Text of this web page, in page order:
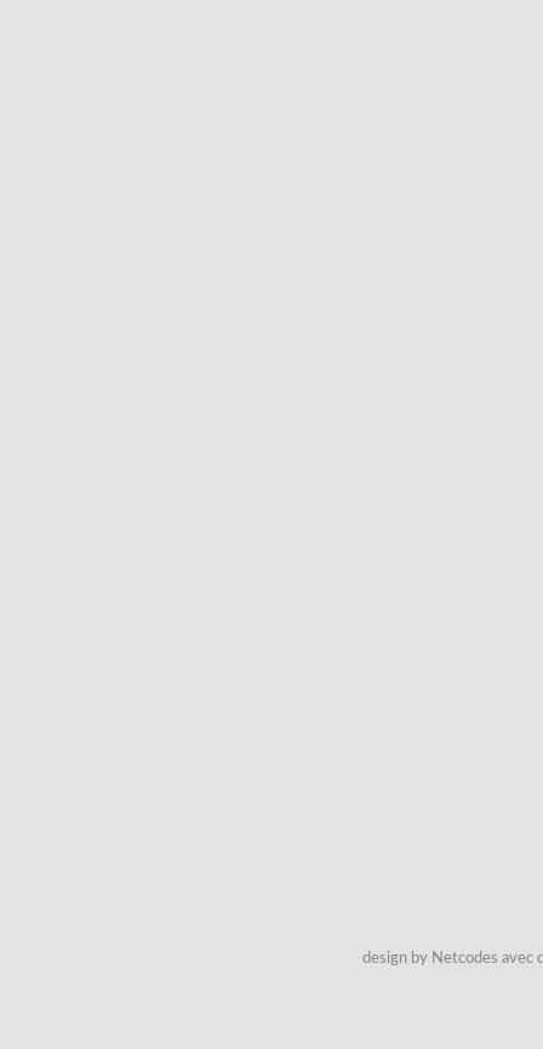
design by Netcodes avec